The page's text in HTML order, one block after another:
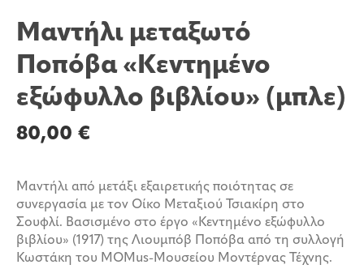
Μαντήλι μεταξωτό
Ποπόβα «Κεντημένο
εξώφυλλο βιβλίου» (μπλε)
80,00 €
Μαντήλι από μετάξι εξαιρετικής ποιότητας σε
συνεργασία με τον Οίκο Μεταξιού Τσιακίρη στο
Σουφλί. Bασισμένο στο έργο «Κεντημένο εξώφυλλο
βιβλίου» (1917) της Λιουμπόβ Ποπόβα από τη συλλογή
Κωστάκη του MOMus-Μουσείου Μοντέρνας Τέχνης.